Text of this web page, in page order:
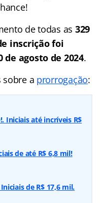
de todas as 329
inscrição foi
agosto de 2024.
sobre a prorrogação:
Iniciais até incríveis R$
de até R$ 6,8 mil!
de R$ 17,6 mil.